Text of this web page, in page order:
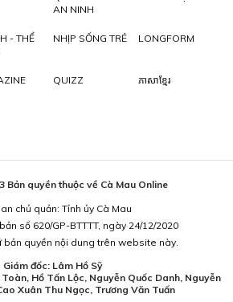
AN NINH
- THỂ
NHỊP SỐNG TRẺ LONGFORM
QUIZZ ភាសាខ្មែរ
Bản quyền thuộc về Cà Mau Online
chủ quản: Tỉnh ủy Cà Mau
số 620/GP-BTTTT, ngày 24/12/2020
bản quyền nội dung trên website này.
Giám đốc: Lâm Hồ Sỹ
Hồ Tấn Lộc, Nguyễn Quốc Danh, Nguyễn
Xuân Thu Ngọc, Trương Văn Tuấn